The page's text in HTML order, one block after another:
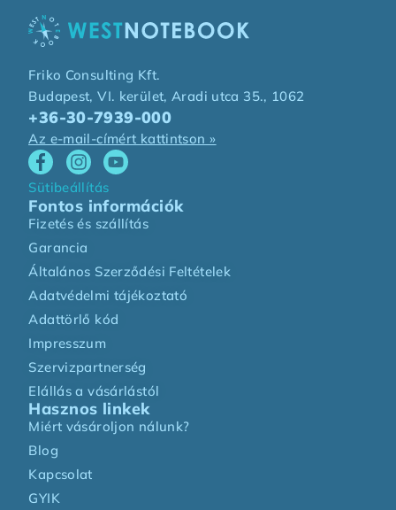
Friko Consulting Kft.
Budapest, VI. kerület, Aradi utca 35., 1062
+36-30-7939-000
Az e-mail-címért kattintson »
Sütibeállítás
Fontos információk
Fizetés és szállítás
Garancia
Általános Szerződési Feltételek
Adatvédelmi tájékoztató
Adattörlő kód
Impresszum
Szervizpartnerség
Elállás a vásárlástól
Hasznos linkek
Miért vásároljon nálunk?
Blog
Kapcsolat
GYIK